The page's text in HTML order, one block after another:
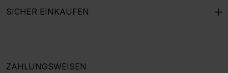
SICHER EINKAUFEN
ZAHLUNGSWEISEN